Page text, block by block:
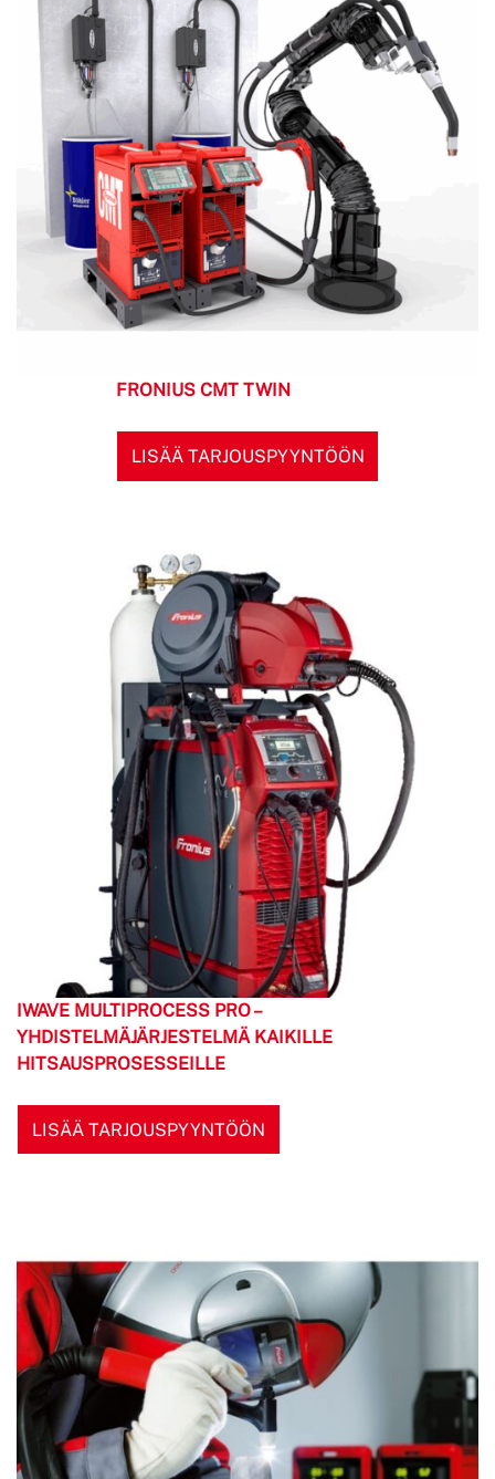
FRONIUS CMT TWIN
LISÄÄ TARJOUSPYYNTÖÖN
IWAVE MULTIPROCESS PRO –
YHDISTELMÄJÄRJESTELMÄ KAIKILLE
HITSAUSPROSESSEILLE
LISÄÄ TARJOUSPYYNTÖÖN